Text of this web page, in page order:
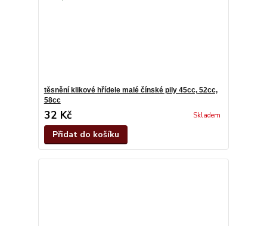
těsnění klikové hřídele malé čínské pily 45cc, 52cc,
58cc
32 Kč Skladem
Přidat do košíku